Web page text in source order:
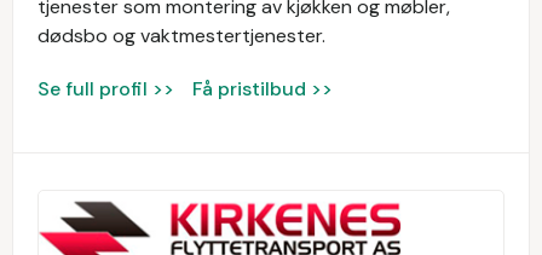
tjenester som montering av kjøkken og møbler,
dødsbo og vaktmestertjenester.
Se full profil >> Få pristilbud >>